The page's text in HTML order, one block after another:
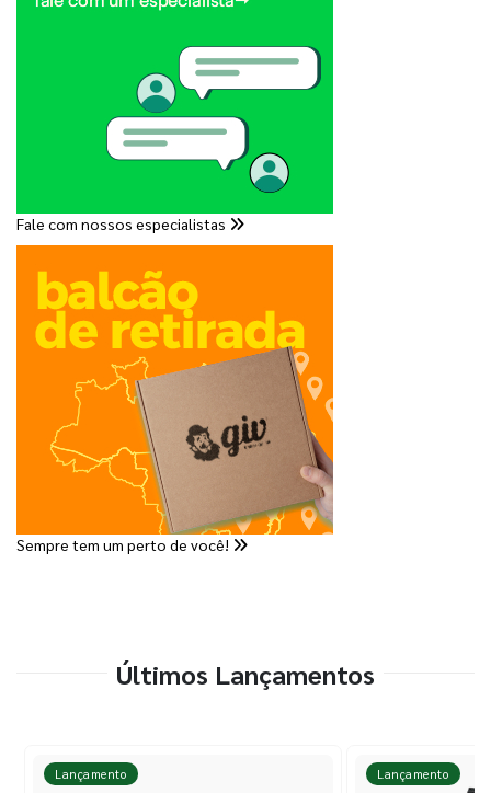
Fale com nossos especialistas
Sempre tem um perto de você!
Últimos Lançamentos
Lançamento Lançamento